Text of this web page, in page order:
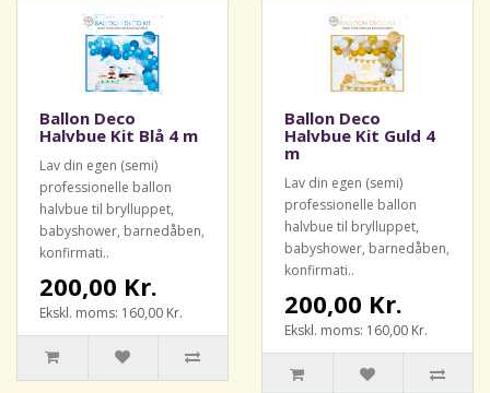
Ballon Deco
Halvbue Kit Blå 4 m
Lav din egen (semi)
professionelle ballon
halvbue til brylluppet,
babyshower, barnedåben,
konfirmati..
200,00 Kr.
Ekskl. moms: 160,00 Kr.
Ballon Deco
Halvbue Kit Guld 4
m
Lav din egen (semi)
professionelle ballon
halvbue til brylluppet,
babyshower, barnedåben,
konfirmati..
200,00 Kr.
Ekskl. moms: 160,00 Kr.